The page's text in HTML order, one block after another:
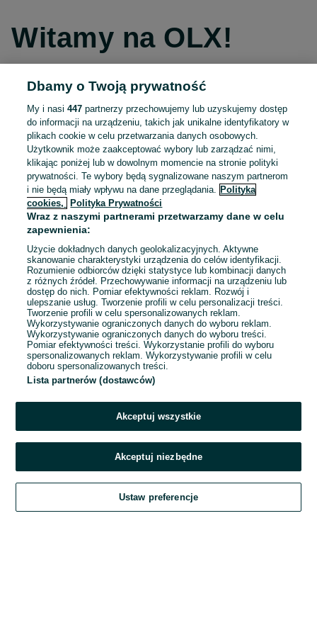
Witamy na OLX!
Kontynuuj przez Facebooka
Kontynuuj przez konto Apple
Kontynuuj przez konto Google
LUB
E-mail
Hasło
Zaloguj się
Kontynuując za pośrednictwem jednego z dostawców wskazanych powyżej,
OLX.pl w jego aktualnym brzmieniu.
Dbamy o Twoją prywatność
My i nasi447 partnerzy przechowujemy lub uzyskujemy dostęp
do informacji na urządzeniu, takich jak unikalne identyfikatory w
plikach cookie w celu przetwarzania danych osobowych.
Użytkownik może zaakceptować wybory lub zarządzać nimi,
klikając poniżej lub w dowolnym momencie na stronie polityki
prywatności. Te wybory będą sygnalizowane naszym partnerom
i nie będą miały wpływu na dane przeglądania.
Polityka
cookies,
Polityka Prywatności
Wraz z naszymi partnerami przetwarzamy dane w celu
zapewnienia:
Użycie dokładnych danych geolokalizacyjnych. Aktywne
skanowanie charakterystyki urządzenia do celów identyfikacji.
Rozumienie odbiorców dzięki statystyce lub kombinacji danych
z różnych źródeł. Przechowywanie informacji na urządzeniu lub
dostęp do nich. Pomiar efektywności reklam. Rozwój i
ulepszanie usług. Tworzenie profili w celu personalizacji treści.
Tworzenie profili w celu spersonalizowanych reklam.
Wykorzystywanie ograniczonych danych do wyboru reklam.
Wykorzystywanie ograniczonych danych do wyboru treści.
Pomiar efektywności treści. Wykorzystanie profili do wyboru
spersonalizowanych reklam. Wykorzystywanie profili w celu
doboru spersonalizowanych treści.
Lista partnerów (dostawców)
Akceptuj wszystkie
Akceptuj niezbędne
Ustaw preferencje